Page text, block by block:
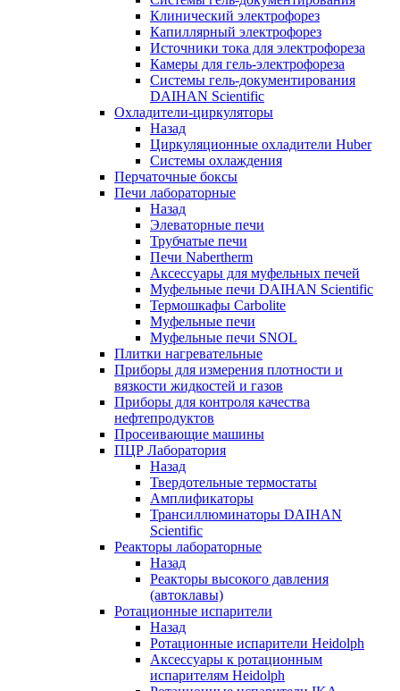
Клинический электрофорез
Капиллярный электрофорез
Источники тока для электрофореза
Камеры для гель-электрофореза
Системы гель-документирования
DAIHAN Scientific
Охладители-циркуляторы
Назад
Циркуляционные охладители Huber
Системы охлаждения
Перчаточные боксы
Печи лабораторные
Назад
Элеваторные печи
Трубчатые печи
Печи Nabertherm
Аксессуары для муфельных печей
Муфельные печи DAIHAN Scientific
Термошкафы Carbolite
Муфельные печи
Муфельные печи SNOL
Плитки нагревательные
Приборы для измерения плотности и
вязкости жидкостей и газов
Приборы для контроля качества
нефтепродуктов
Просеивающие машины
ПЦР Лаборатория
Назад
Твердотельные термостаты
Амплификаторы
Трансиллюминаторы DAIHAN
Scientific
Реакторы лабораторные
Назад
Реакторы высокого давления
(автоклавы)
Ротационные испарители
Назад
Ротационные испарители Heidolph
Аксессуары к ротационным
испарителям Heidolph